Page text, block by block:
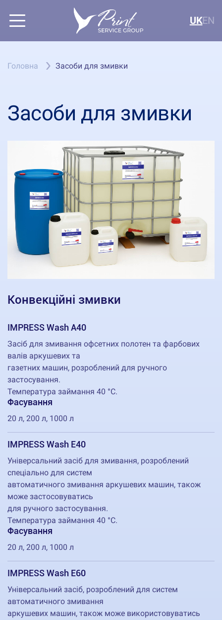
UKEN
Головна Засоби для змивки
Засоби для змивки
Конвекційні змивки
IMPRESS Wash A40
Засіб для змивання офсетних полотен та фарбових
валів аркушевих та
газетних машин, розроблений для ручного
застосування.
Температура займання 40 °C.
Фасування
20 л, 200 л, 1000 л
IMPRESS Wash E40
Універсальний засіб для змивання, розроблений
спеціально для систем
автоматичного змивання аркушевих машин, також
може застосовуватись
для ручного застосування.
Температура займання 40 °C.
Фасування
20 л, 200 л, 1000 л
IMPRESS Wash E60
Універсальний засіб, розроблений для систем
автоматичного змивання
аркушевих машин, також може використовуватись